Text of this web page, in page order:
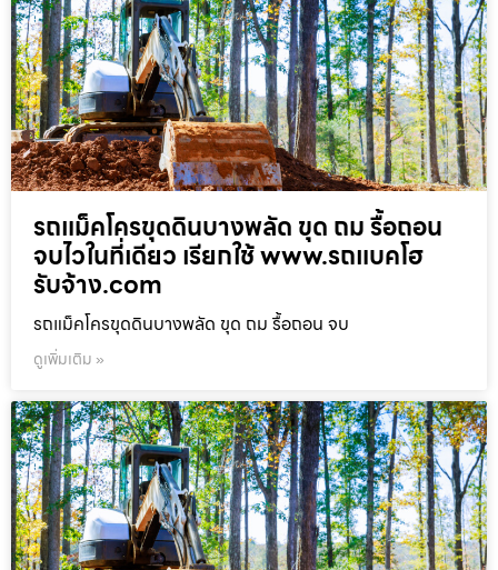
รถแม็คโครขุดดินบางพลัด ขุด ถม รื้อถอน
จบไวในที่เดียว เรียกใช้ www.รถแบคโฮ
รับจ้าง.com
รถแม็คโครขุดดินบางพลัด ขุด ถม รื้อถอน จบ
ดูเพิ่มเติม »